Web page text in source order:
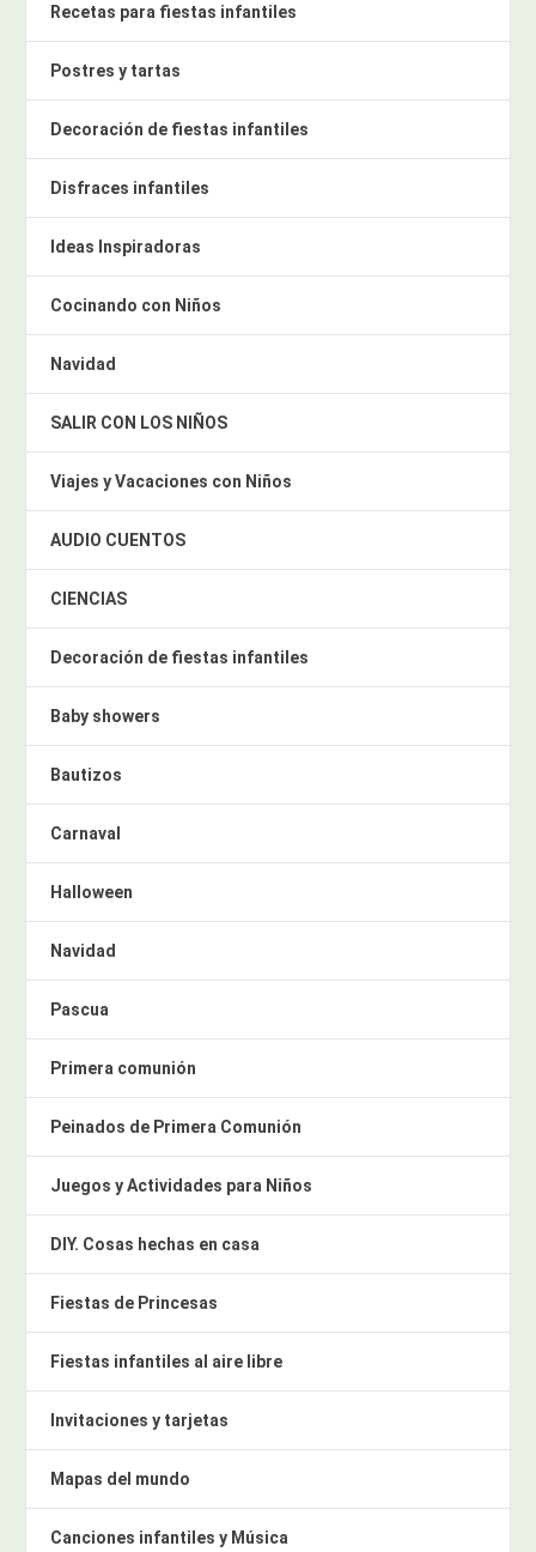
Recetas para fiestas infantiles
Postres y tartas
Decoración de fiestas infantiles
Disfraces infantiles
Ideas Inspiradoras
Cocinando con Niños
Navidad
SALIR CON LOS NIÑOS
Viajes y Vacaciones con Niños
AUDIO CUENTOS
CIENCIAS
Decoración de fiestas infantiles
Baby showers
Bautizos
Carnaval
Halloween
Navidad
Pascua
Primera comunión
Peinados de Primera Comunión
Juegos y Actividades para Niños
DIY. Cosas hechas en casa
Fiestas de Princesas
Fiestas infantiles al aire libre
Invitaciones y tarjetas
Mapas del mundo
Canciones infantiles y Música